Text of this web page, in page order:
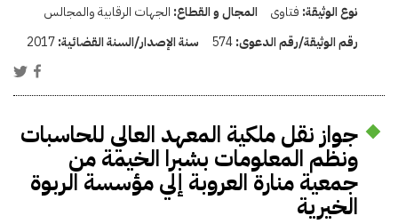
نوع الوثيقة: فتاوى المجال و القطاع: الجهات الرقابية والمجالس
رقم الوثيقة/رقم الدعوى:574 سنة الإصدار/السنة القضائية:2017
جواز نقل ملكية المعهد العالي للحاسبات
ونظم المعلومات بشبرا الخيمة من
جمعية منارة العروبة إلي مؤسسة الربوة
الخيرية